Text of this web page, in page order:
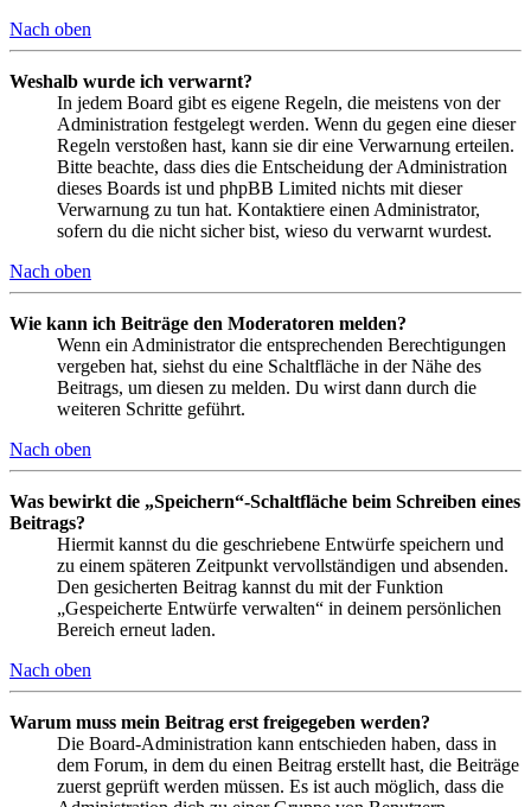
Nach oben
Weshalb wurde ich verwarnt?
In jedem Board gibt es eigene Regeln, die meistens von der
Administration festgelegt werden. Wenn du gegen eine dieser
Regeln verstoßen hast, kann sie dir eine Verwarnung erteilen.
Bitte beachte, dass dies die Entscheidung der Administration
dieses Boards ist und phpBB Limited nichts mit dieser
Verwarnung zu tun hat. Kontaktiere einen Administrator,
sofern du die nicht sicher bist, wieso du verwarnt wurdest.
Nach oben
Wie kann ich Beiträge den Moderatoren melden?
Wenn ein Administrator die entsprechenden Berechtigungen
vergeben hat, siehst du eine Schaltfläche in der Nähe des
Beitrags, um diesen zu melden. Du wirst dann durch die
weiteren Schritte geführt.
Nach oben
Was bewirkt die „Speichern“-Schaltfläche beim Schreiben eines
Beitrags?
Hiermit kannst du die geschriebene Entwürfe speichern und
zu einem späteren Zeitpunkt vervollständigen und absenden.
Den gesicherten Beitrag kannst du mit der Funktion
„Gespeicherte Entwürfe verwalten“ in deinem persönlichen
Bereich erneut laden.
Nach oben
Warum muss mein Beitrag erst freigegeben werden?
Die Board-Administration kann entschieden haben, dass in
dem Forum, in dem du einen Beitrag erstellt hast, die Beiträge
zuerst geprüft werden müssen. Es ist auch möglich, dass die